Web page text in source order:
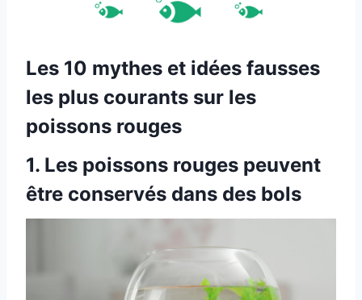
Les 10 mythes et idées fausses
les plus courants sur les
poissons rouges
1. Les poissons rouges peuvent
être conservés dans des bols